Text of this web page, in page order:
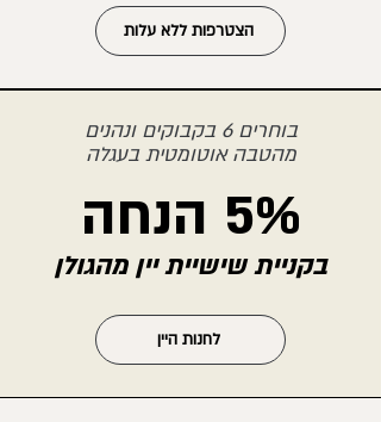
הצטרפות ללא עלות
בוחרים 6 בקבוקים ונהנים
מהטבה אוטומטית בעגלה
בקניית שישיית יין מהגולן
5% הנחה
לחנות היין